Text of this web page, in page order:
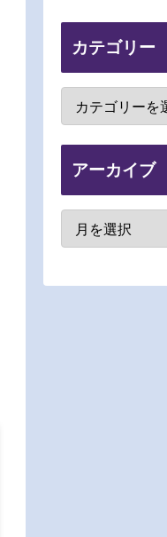
カテゴリー
アーカイブ